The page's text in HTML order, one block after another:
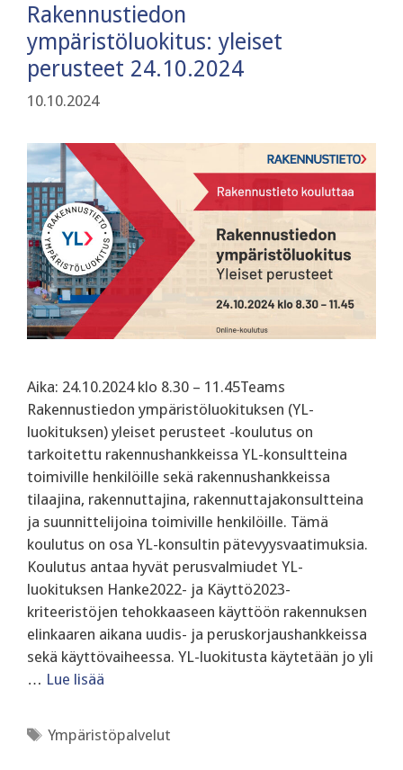
Rakennustiedon
ympäristöluokitus: yleiset
perusteet 24.10.2024
10.10.2024
Aika: 24.10.2024 klo 8.30 – 11.45Teams
Rakennustiedon ympäristöluokituksen (YL-
luokituksen) yleiset perusteet -koulutus on
tarkoitettu rakennushankkeissa YL-konsultteina
toimiville henkilöille sekä rakennushankkeissa
tilaajina, rakennuttajina, rakennuttajakonsultteina
ja suunnittelijoina toimiville henkilöille. Tämä
koulutus on osa YL-konsultin pätevyysvaatimuksia.
Koulutus antaa hyvät perusvalmiudet YL-
luokituksen Hanke2022- ja Käyttö2023-
kriteeristöjen tehokkaaseen käyttöön rakennuksen
elinkaaren aikana uudis- ja peruskorjaushankkeissa
sekä käyttövaiheessa. ‍YL-luokitusta käytetään jo yli
… Lue lisää
Avainsanat
Ympäristöpalvelut